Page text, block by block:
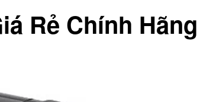
Rẻ Chính Hãng